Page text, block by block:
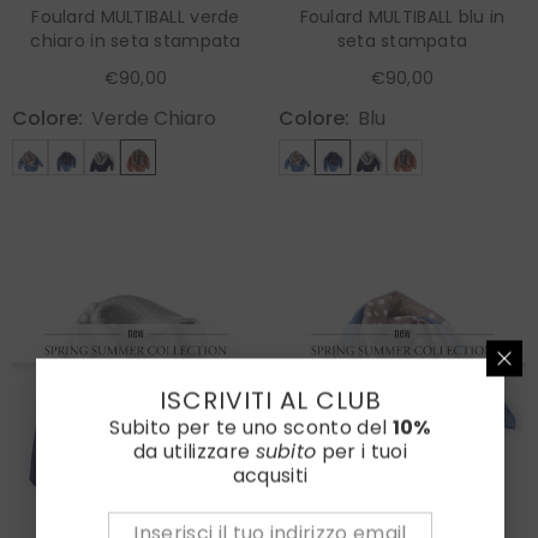
Foulard MULTIBALL verde
chiaro in seta stampata
€90,00
Colore: Verde Chiaro
Foulard MULTIBALL blu in
seta stampata
€90,00
Colore: Blu
ISCRIVITI AL CLUB
Subito per te uno sconto del 10%
da utilizzare subito per i tuoi
acqusiti